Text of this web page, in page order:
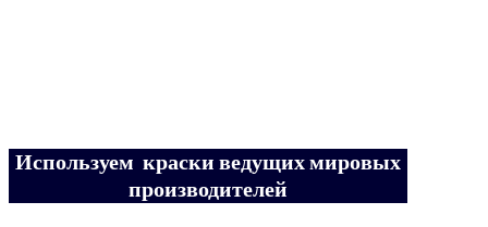
Используем краски ведущих мировых
производителей